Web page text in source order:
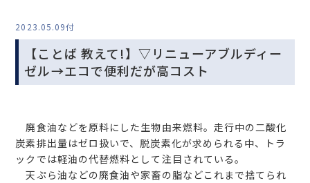
2023.05.09付
【ことば 教えて!】▽リニューアブルディー
ゼル→エコで便利だが高コスト
廃食油などを原料にした生物由来燃料。走行中の二酸化
炭素排出量はゼロ扱いで、脱炭素化が求められる中、トラ
ックでは軽油の代替燃料として注目されている。
天ぷら油などの廃食油や家畜の脂などこれまで捨てられ